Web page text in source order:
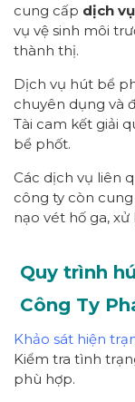
cung cấp dịch
vụ vệ sinh môi
thành thị.
Dịch vụ hút bể
chuyên dụng và
Tài cam kết giải
bể phốt.
Các dịch vụ liên
công ty còn
nạo vét hố ga, xử
Quy trình
Công Ty
Khảo sát hiện
Kiểm tra tình
phù hợp.